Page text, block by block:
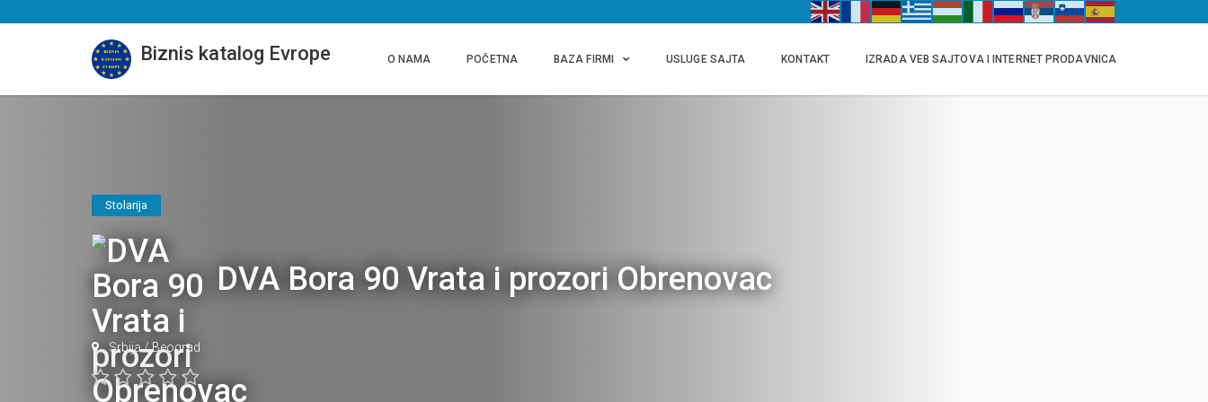
Biznis katalog Evrope O NAMA POČETNA BAZA FIRMI USLUGE SAJTA KONTAKT IZRADA VEB SAJTOVA I INTERNET PRODAVNICA
Stolarija
DVA Bora 90 Vrata i prozori Obrenovac
Srbija/Beograd